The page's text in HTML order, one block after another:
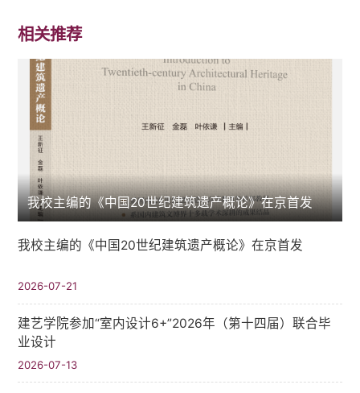
相关推荐
我校主编的《中国20世纪建筑遗产概论》在京首发
我校主编的《中国20世纪建筑遗产概论》在京首发
2026-07-21
建艺学院参加“室内设计6+”2026年（第十四届）联合毕
业设计
2026-07-13